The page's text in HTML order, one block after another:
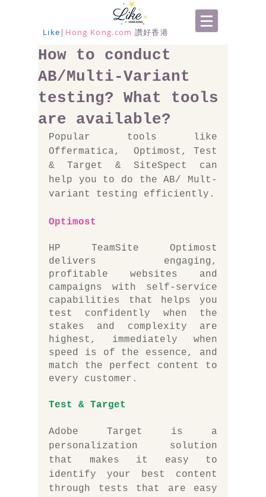
Like | Hong Kong.com 讚好香港
How to conduct
AB/Multi-Variant
testing? What tools
are available?
Popular tools like
Offermatica,  Optimost, Test
& Target & SiteSpect can
help you to do the AB/ Mult-
Optimost
HP TeamSite Optimost
delivers engaging,
profitable websites and
campaigns with self-service
capabilities that helps you
test confidently when the
stakes and complexity are
highest, immediately when
speed is of the essence, and
match the perfect content to
every customer.
Test & Target
Adobe Target is a
personalization solution
that makes it easy to
identify your best content
through tests that are easy